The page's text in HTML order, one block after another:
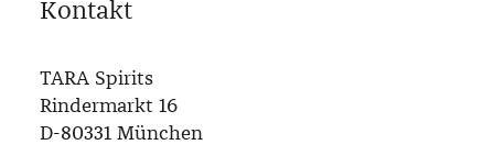
Kontakt
TARA Spirits
Rindermarkt 16
D-80331 München